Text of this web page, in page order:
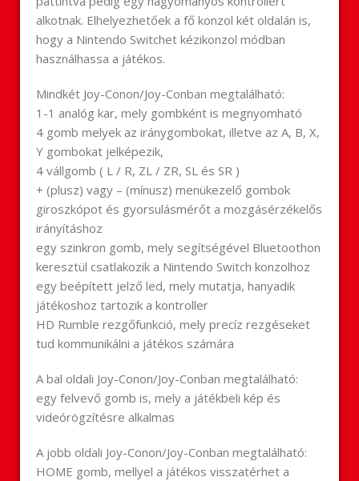
alkotnak. Elhelyezhetőek a fő konzol két oldalán is,
hogy a Nintendo Switchet kézikonzol módban
használhassa a játékos.
Mindkét Joy-Conon/Joy-Conban megtalálható:
1-1 analóg kar, mely gombként is megnyomható
4 gomb melyek az iránygombokat, illetve az A, B, X,
Y gombokat jelképezik,
4 vállgomb ( L / R, ZL / ZR, SL és SR )
+ (plusz) vagy – (mínusz) menükezelő gombok
giroszkópot és gyorsulásmérőt a mozgásérzékelős
irányításhoz
egy szinkron gomb, mely segítségével Bluetoothon
keresztül csatlakozik a Nintendo Switch konzolhoz
egy beépített jelző led, mely mutatja, hanyadik
játékoshoz tartozik a kontroller
HD Rumble rezgőfunkció, mely precíz rezgéseket
tud kommunikálni a játékos számára
A bal oldali Joy-Conon/Joy-Conban megtalálható:
egy felvevő gomb is, mely a játékbeli kép és
videórögzítésre alkalmas
A jobb oldali Joy-Conon/Joy-Conban megtalálható:
HOME gomb, mellyel a játékos visszatérhet a